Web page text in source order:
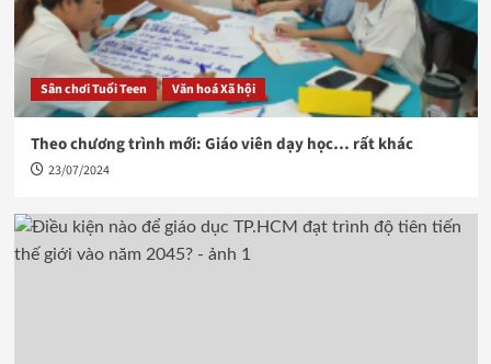
Sân chơi Tuổi Teen Văn hoá Xã hội
Theo chương trình mới: Giáo viên dạy học… rất khác
23/07/2024